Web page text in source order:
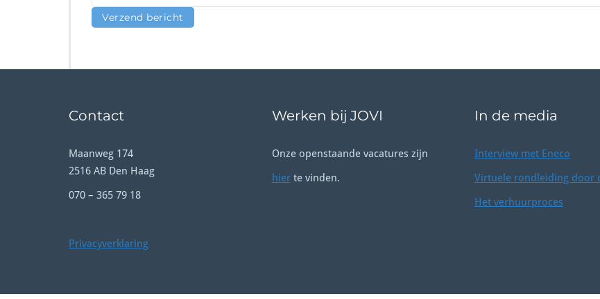
Contact
Maanweg 174
2516 AB Den Haag
070 – 365 79 18
Privacyverklaring
Werken bij JOVI
Onze openstaande vacatures zijn
hierte vinden.
In de media
Interview met Eneco
Virtuele rondleiding door
Het verhuurproces